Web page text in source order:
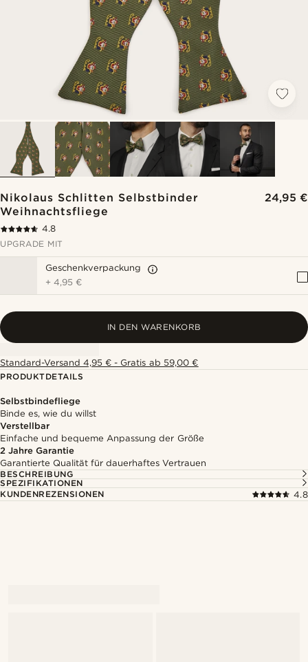
Nikolaus Schlitten Selbstbinder
Weihnachtsfliege
24,95 €
4.8
UPGRADE MIT
Geschenkverpackung
+4,95 €
IN DEN WARENKORB
Standard-Versand 4,95 € - Gratis ab 59,00 €
PRODUKTDETAILS
Selbstbindefliege
Binde es, wie du willst
Verstellbar
Einfache und bequeme Anpassung der Größe
2 Jahre Garantie
Garantierte Qualität für dauerhaftes Vertrauen
BESCHREIBUNG
SPEZIFIKATIONEN
KUNDENREZENSIONEN
4.8